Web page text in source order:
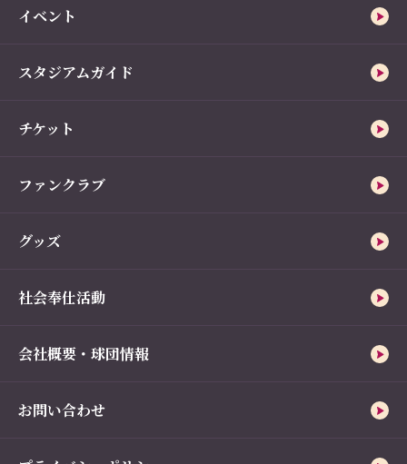
イベント
スタジアムガイド
チケット
ファンクラブ
グッズ
社会奉仕活動
会社概要・球団情報
お問い合わせ